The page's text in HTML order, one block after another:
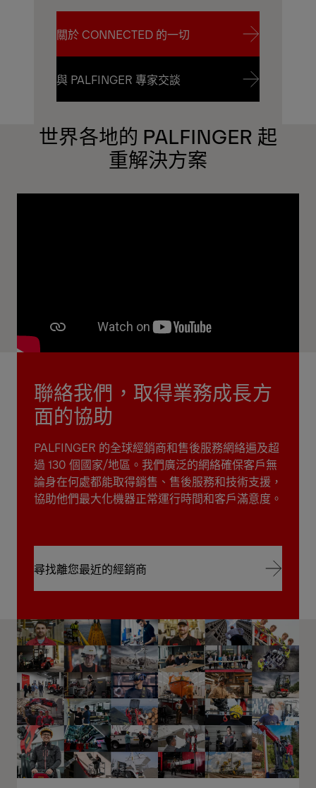
關於 CONNECTED 的一切
關於 CONNECTED 的一切
與 PALFINGER 專家交談
與 PALFINGER 專家交談
世界各地的 PALFINGER 起
重解決方案
聯絡我們，取得業務成長方
面的協助
PALFINGER 的全球經銷商和售後服務網絡遍及超
過 130 個國家/地區。我們廣泛的網絡確保客戶無
論身在何處都能取得銷售、售後服務和技術支援，
協助他們最大化機器正常運行時間和客戶滿意度。
尋找離您最近的經銷商